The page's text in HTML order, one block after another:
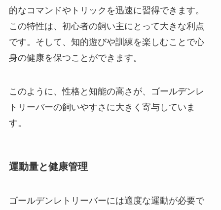
的なコマンドやトリックを迅速に習得できます。
この特性は、初心者の飼い主にとって大きな利点
です。そして、知的遊びや訓練を楽しむことで心
身の健康を保つことができます。
このように、性格と知能の高さが、ゴールデンレ
トリーバーの飼いやすさに大きく寄与していま
す。
運動量と健康管理
ゴールデンレトリーバーには適度な運動が必要で